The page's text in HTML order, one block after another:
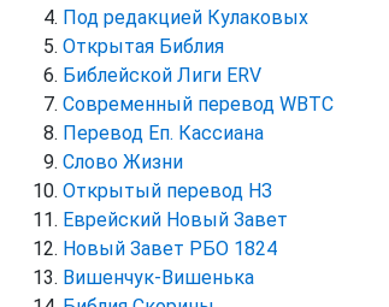
Под редакцией Кулаковых
Открытая Библия
Библейской Лиги ERV
Cовременный перевод WBTC
Перевод Еп. Кассиана
Слово Жизни
Открытый перевод НЗ
Еврейский Новый Завет
Новый Завет РБО 1824
Вишенчук-Вишенька